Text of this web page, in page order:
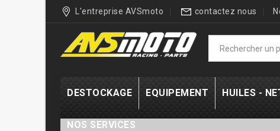
L'entreprise AVSmoto contactez nous
DESTOCKAGE EQUIPEMENT HUILES -
NOS SERVICES